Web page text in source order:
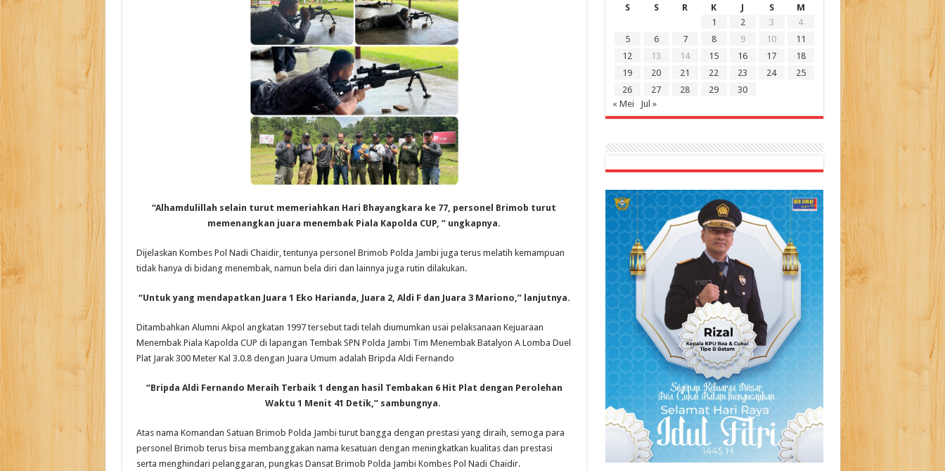
“Alhamdulillah selain turut memeriahkan Hari Bhayangkara ke 77, personel Brimob turut
memenangkan juara menembak Piala Kapolda CUP, ” ungkapnya.
Dijelaskan Kombes Pol Nadi Chaidir, tentunya personel Brimob Polda Jambi juga terus melatih kemampuan
tidak hanya di bidang menembak, namun bela diri dan lainnya juga rutin dilakukan.
“Untuk yang mendapatkan Juara 1 Eko Harianda, Juara 2, Aldi F dan Juara 3 Mariono,” lanjutnya.
Ditambahkan Alumni Akpol angkatan 1997 tersebut tadi telah diumumkan usai pelaksanaan Kejuaraan
Menembak Piala Kapolda CUP di lapangan Tembak SPN Polda Jambi Tim Menembak Batalyon A Lomba Duel
Plat Jarak 300 Meter Kal 3.0.8 dengan Juara Umum adalah Bripda Aldi Fernando
“Bripda Aldi Fernando Meraih Terbaik 1 dengan hasil Tembakan 6 Hit Plat dengan Perolehan
Waktu 1 Menit 41 Detik,” sambungnya.
Atas nama Komandan Satuan Brimob Polda Jambi turut bangga dengan prestasi yang diraih, semoga para
personel Brimob terus bisa membanggakan nama kesatuan dengan meningkatkan kualitas dan prestasi
serta menghindari pelanggaran, pungkas Dansat Brimob Polda Jambi Kombes Pol Nadi Chaidir.
S
S R K J S
M
1
2 3
4
5
6 7 8 9 10
11
12
13 14 15 16 17
18
19
20 21 22 23 24
25
26
27 28 29
30
« Mei
Jul »